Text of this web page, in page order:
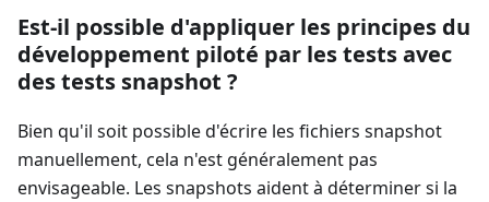
Est-il possible d'appliquer les principes du
développement piloté par les tests avec
des tests snapshot ?
Bien qu'il soit possible d'écrire les fichiers snapshot
manuellement, cela n'est généralement pas
envisageable. Les snapshots aident à déterminer si la